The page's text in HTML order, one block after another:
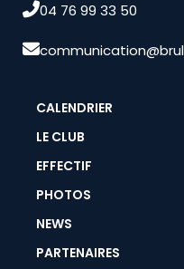
CALENDRIER
LE CLUB
EFFECTIF
PHOTOS
NEWS
PARTENAIRES
04 76 99 33 50